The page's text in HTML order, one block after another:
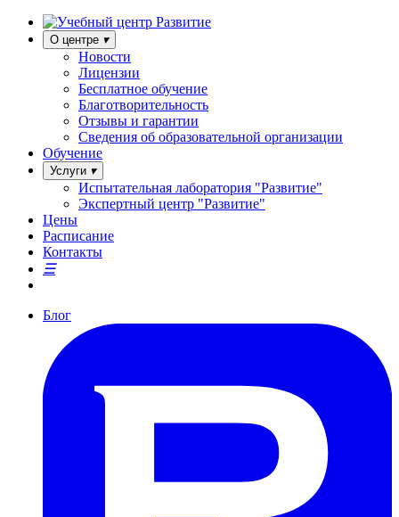
О центре
Новости
Лицензии
Бесплатное обучение
Благотворительность
Отзывы и гарантии
Сведения об образовательной организации
Обучение
Услуги
Испытательная лаборатория "Развитие"
Экспертный центр "Развитие"
Цены
Расписание
Контакты
Блог